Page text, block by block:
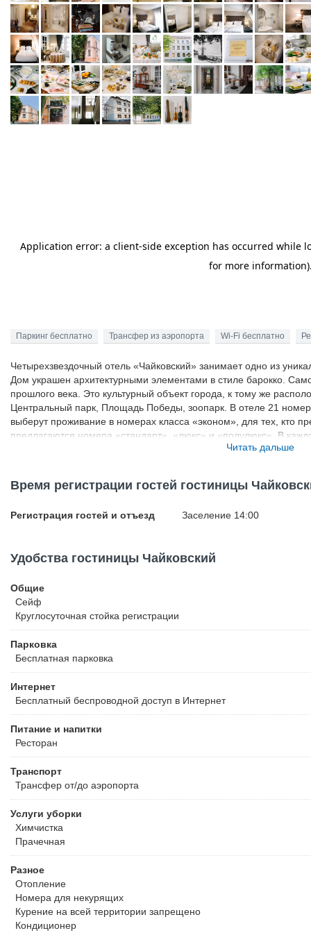
Паркинг бесплатно Трансфер из аэропорта Wi-Fi бесплатно
Четырехзвездочный отель «Чайковский» занимает одно из
Дом украшен архитектурными элементами в стиле барокко.
прошлого века. Это культурный объект города, к тому же
Центральный парк, Площадь Победы, зоопарк. В отеле 21
выберут проживание в номерах класса «эконом», для тех, кто
предлагаются номера «стандарт», «люкс» и «полулюкс». В
телевизор, фен. К дополнительным услугам отеля относятся
заказать экскурсии по городу. Животных привозить с собой
Читать дальше
Время регистрации гостей гостиницы
Регистрация гостей и отъезд Заселение 14:00
Удобства гостиницы Чайковский
Общие
Сейф
Круглосуточная стойка регистрации
Парковка
Бесплатная парковка
Интернет
Бесплатный беспроводной доступ в Интернет
Питание и напитки
Ресторан
Транспорт
Трансфер от/до аэропорта
Услуги уборки
Химчистка
Прачечная
Разное
Отопление
Номера для некурящих
Курение на всей территории запрещено
Кондиционер